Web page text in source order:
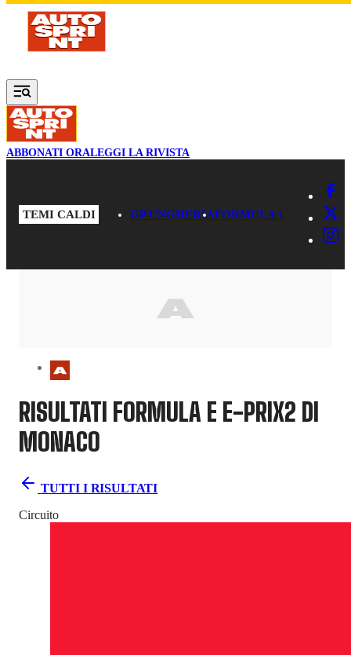
Vai al contenuto principale
ABBONATI ORALEGGI LA RIVISTA
TEMI CALDI GP UNGHERIAFORMULA 1
RISULTATI FORMULA E E-PRIX2 DI
MONACO
TUTTI I RISULTATI
Circuito